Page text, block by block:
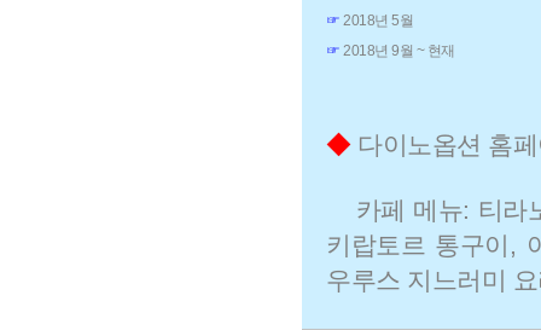
☞ 2018년 5월
☞ 2018년 9월 ~ 현재
◆다이노옵션 홈
카페 메뉴: 티라
키랍토르 통구이,
우루스 지느러미